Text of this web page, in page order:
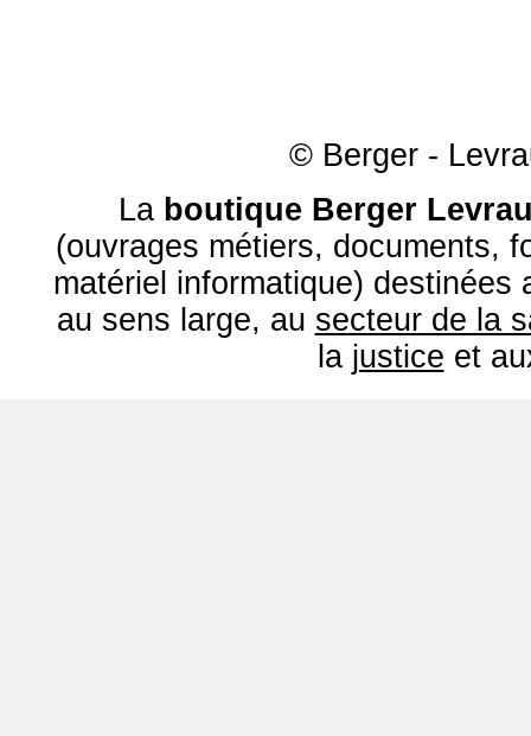
© Berger -
La boutique Berger
(ouvrages métiers, documents,
matériel informatique) destinées
au sens large, au secteur de la
la justice et